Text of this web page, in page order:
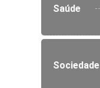
Saúde
Sociedade